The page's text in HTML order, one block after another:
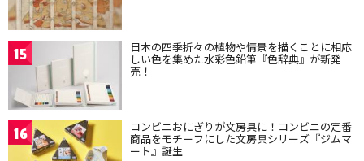
15 日本の四季折々の植物や情景を描くことに相応
しい色を集めた水彩色鉛筆『色辞典』が新発
売！
16 コンビニおにぎりが文房具に！コンビニの定番
商品をモチーフにした文房具シリーズ『ジムマ
ート』誕生